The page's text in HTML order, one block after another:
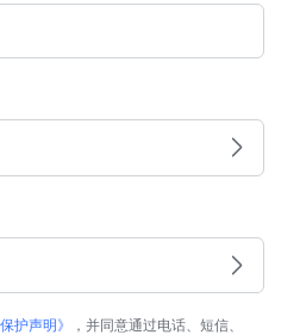
护声明》
，并同意通过电话、短信、